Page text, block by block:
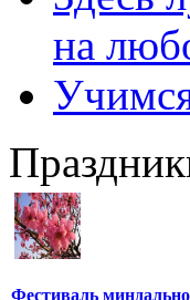
на
Фестиваль